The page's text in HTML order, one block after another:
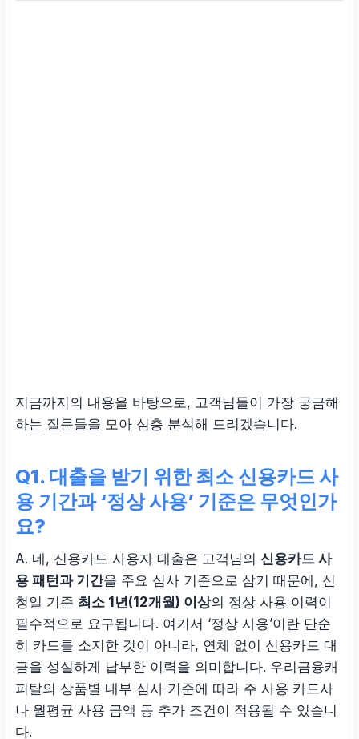
지금까지의 내용을 바탕으로, 고객님들이 가장 궁금해
하는 질문들을 모아 심층 분석해 드리겠습니다.
Q1. 대출을 받기 위한 최소 신용카드 사
용 기간과 ‘정상 사용’ 기준은 무엇인가
요?
A. 네, 신용카드 사용자 대출은 고객님의 신용카드 사
용 패턴과 기간을 주요 심사 기준으로 삼기 때문에, 신
청일 기준 최소 1년(12개월) 이상의 정상 사용 이력이
필수적으로 요구됩니다. 여기서 ‘정상 사용’이란 단순
히 카드를 소지한 것이 아니라, 연체 없이 신용카드 대
금을 성실하게 납부한 이력을 의미합니다. 우리금융캐
피탈의 상품별 내부 심사 기준에 따라 주 사용 카드사
나 월평균 사용 금액 등 추가 조건이 적용될 수 있습니
다.